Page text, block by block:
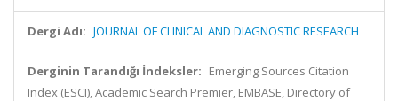
Dergi Adı: JOURNAL OF CLINICAL AND DIAGNOSTIC RESEARCH
Derginin Tarandığı İndeksler: Emerging Sources Citation
Index (ESCI), Academic Search Premier, EMBASE, Directory of